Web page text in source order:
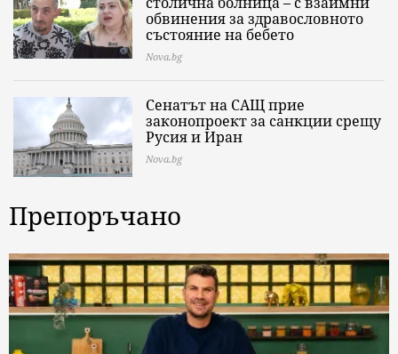
обвинения за здравословното
състояние на бебето
Nova.bg
Сенатът на САЩ прие
законопроект за санкции срещу
Русия и Иран
Nova.bg
Препоръчано